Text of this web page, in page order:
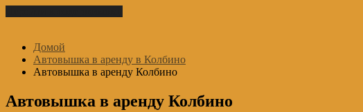
Домой
Автовышка в аренду в Колбино
Автовышка в аренду Колбино
Автовышка в аренду Колбино